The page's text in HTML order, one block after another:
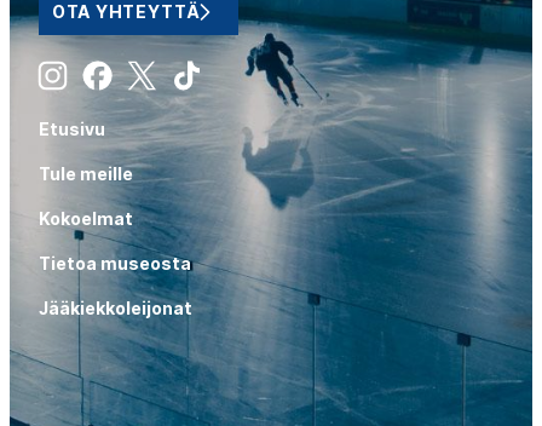
OTA YHTEYTTÄ
InstagramFacebook
X Tiktok
Etusivu
Tule meille
Kokoelmat
Tietoa museosta
Jääkiekkoleijonat